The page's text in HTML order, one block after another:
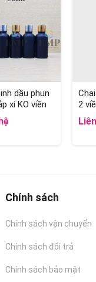
dầu phun
xi KO viền
2
Chính sách
Chính sách vận chuyển
Chính sách đổi trả
Chính sách bảo mật